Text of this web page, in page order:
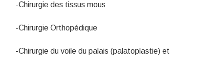
-Chirurgie des tissus mous
-Chirurgie Orthopédique
-Chirurgie du voile du palais (palatoplastie) et